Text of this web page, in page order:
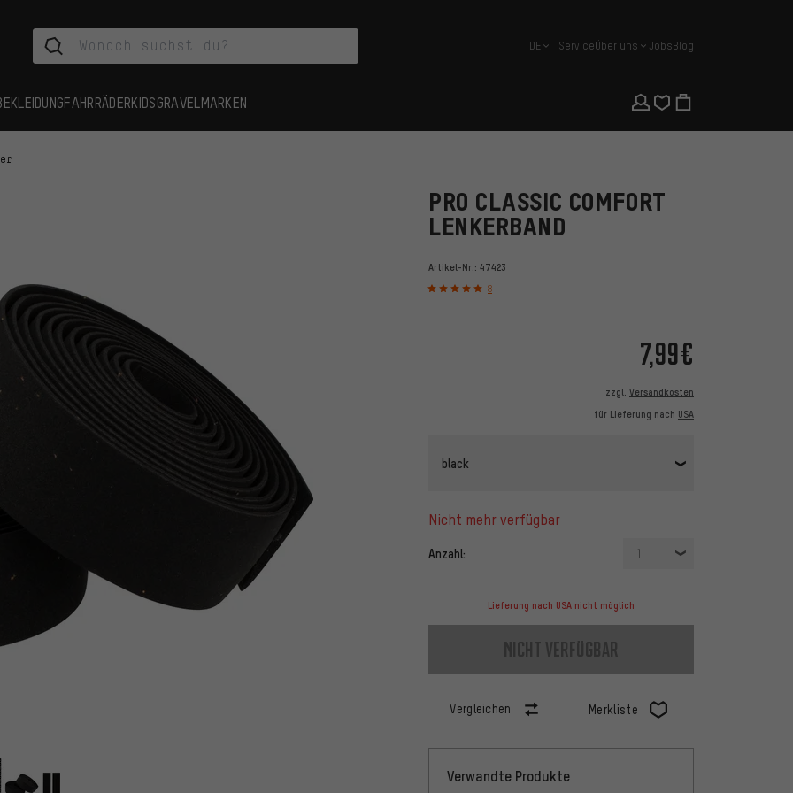
Deutsch
DE ServiceÜber uns JobsBlog
FAHRRÄDERKIDSGRAVEL MARKEN
PRO CLASSIC COMFORT
LENKERBAND
Artikel-Nr.: 47423
8
7,99€
zzgl. Versandkosten
für Lieferung nach USA
black
nicht mehr verfügbar
Anzahl: 1
Lieferung nach USA nicht möglich
nicht verfügbar
Vergleichen Merkliste
Verwandte Produkte